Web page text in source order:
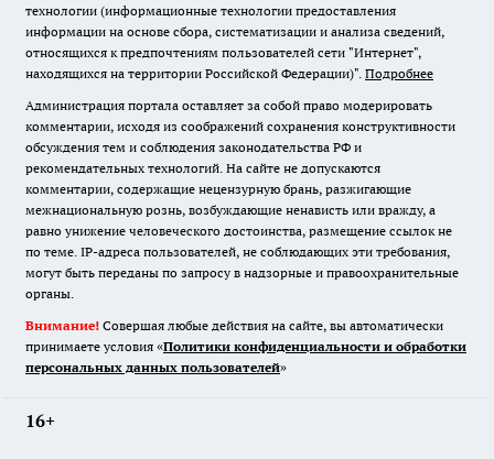
технологии (информационные технологии предоставления
информации на основе сбора, систематизации и анализа сведений,
относящихся к предпочтениям пользователей сети "Интернет",
находящихся на территории Российской Федерации)". Подробнее
Администрация портала оставляет за собой право модерировать
комментарии, исходя из соображений сохранения конструктивности
обсуждения тем и соблюдения законодательства РФ и
рекомендательных технологий. На сайте не допускаются
комментарии, содержащие нецензурную брань, разжигающие
межнациональную рознь, возбуждающие ненависть или вражду, а
равно унижение человеческого достоинства, размещение ссылок не
по теме. IP-адреса пользователей, не соблюдающих эти требования,
могут быть переданы по запросу в надзорные и правоохранительные
органы.
Внимание! Совершая любые действия на сайте, вы автоматически
принимаете условия «Политики конфиденциальности и обработки
персональных данных пользователей»
16+